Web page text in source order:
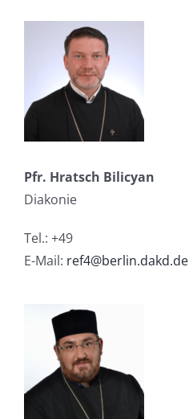
Pfr. Hratsch Bilicyan
Diakonie
Tel.: +49
E-Mail: ref4@berlin.dakd.de